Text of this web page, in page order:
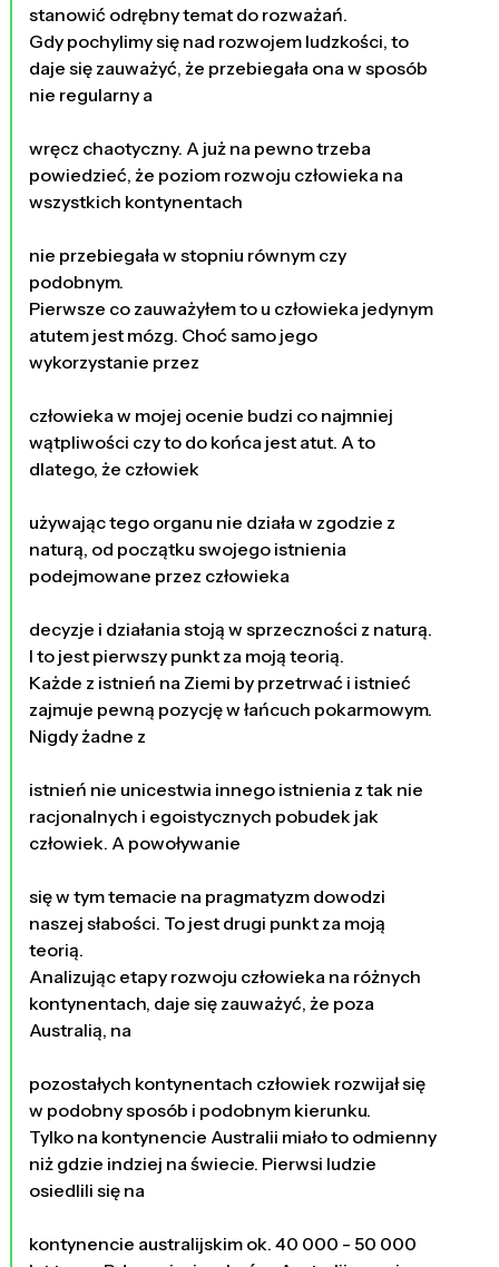
stanowić odrębny temat do rozważań.
Gdy pochylimy się nad rozwojem ludzkości, to
daje się zauważyć, że przebiegała ona w sposób
nie regularny a
wręcz chaotyczny. A już na pewno trzeba
powiedzieć, że poziom rozwoju człowieka na
wszystkich kontynentach
nie przebiegała w stopniu równym czy
podobnym.
Pierwsze co zauważyłem to u człowieka jedynym
atutem jest mózg. Choć samo jego
wykorzystanie przez
człowieka w mojej ocenie budzi co najmniej
wątpliwości czy to do końca jest atut. A to
dlatego, że człowiek
używając tego organu nie działa w zgodzie z
naturą, od początku swojego istnienia
podejmowane przez człowieka
decyzje i działania stoją w sprzeczności z naturą.
I to jest pierwszy punkt za moją teorią.
Każde z istnień na Ziemi by przetrwać i istnieć
zajmuje pewną pozycję w łańcuch pokarmowym.
Nigdy żadne z
istnień nie unicestwia innego istnienia z tak nie
racjonalnych i egoistycznych pobudek jak
człowiek. A powoływanie
się w tym temacie na pragmatyzm dowodzi
naszej słabości. To jest drugi punkt za moją
teorią.
Analizując etapy rozwoju człowieka na różnych
kontynentach, daje się zauważyć, że poza
Australią, na
pozostałych kontynentach człowiek rozwijał się
w podobny sposób i podobnym kierunku.
Tylko na kontynencie Australii miało to odmienny
niż gdzie indziej na świecie. Pierwsi ludzie
osiedlili się na
kontynencie australijskim ok. 40 000 - 50 000